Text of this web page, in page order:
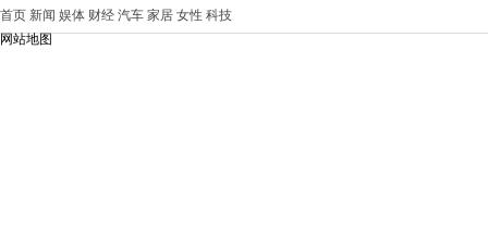
首页 新闻 娱体 财经 汽车 家居 女性 科技
网站地图